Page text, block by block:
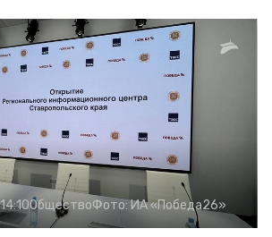
ОбществоФото:ИА «Победа26»